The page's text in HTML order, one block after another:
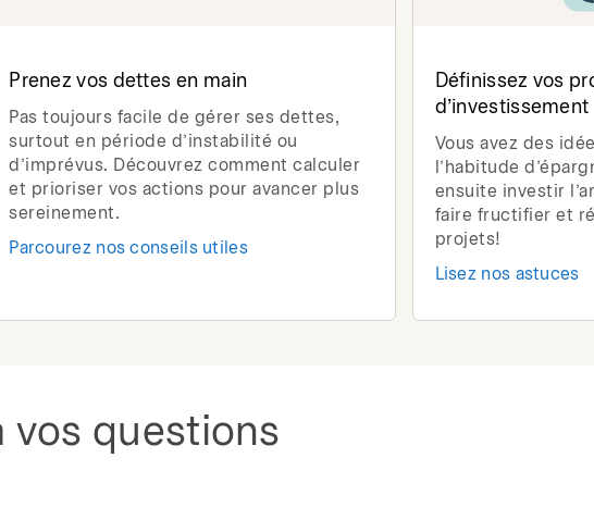
Prenez vos dettes en main
Pas toujours facile de gérer ses dettes,
surtout en période d’instabilité ou
d’imprévus. Découvrez comment calculer
et prioriser vos actions pour avancer plus
sereinement.
Parcourez nos conseils utiles
Définissez vos
d’investissement
Vous avez des
l’habitude
ensuite investir
faire fructifier et
projets!
Lisez nos astuces
vos questions